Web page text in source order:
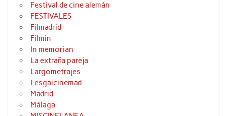
Festival de cine alemán
FESTIVALES
Filmadrid
Filmin
In memorian
La extraña pareja
Largometrajes
Lesgaicinemad
Madrid
Málaga